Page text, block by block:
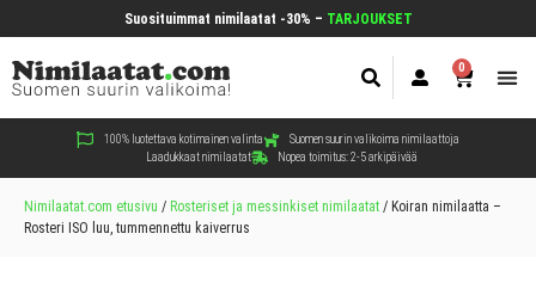
Suosituimmat nimilaatat -30% – TARJOUKSET
0
100% luotettava kotimainen valinta
Suomen suurin valikoima nimilaattoja
Laadukkaat nimilaatat
Nopea toimitus: 2-5 arkipäivää
Nimilaatat.com etusivu / Rosteriset ja messinkiset nimilaatat / Koiran nimilaatta –
Rosteri ISO luu, tummennettu kaiverrus